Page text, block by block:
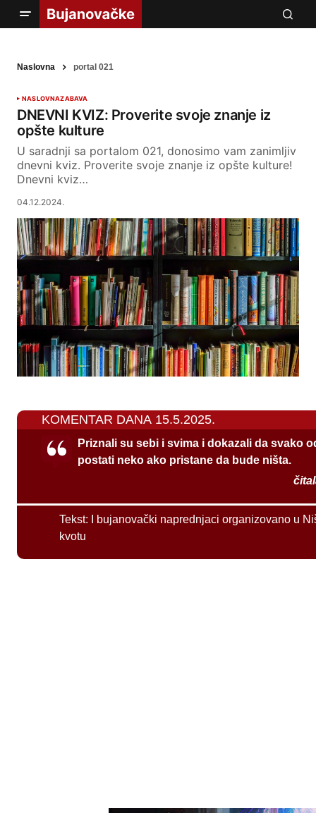
Naslovna portal 021
NASLOVNAZABAVA
DNEVNI KVIZ: Proverite svoje znanje iz
opšte kulture
U saradnji sa portalom 021, donosimo vam zanimljiv
dnevni kviz. Proverite svoje znanje iz opšte kulture!
Dnevni kviz…
04.12.2024.
KOMENTAR DANA 15.5.2025.
Priznali su sebi i svima i dokazali da svako
postati neko ako pristane da bude ništa.
Tekst:
I bujanovački naprednjaci organizovano u
kvotu